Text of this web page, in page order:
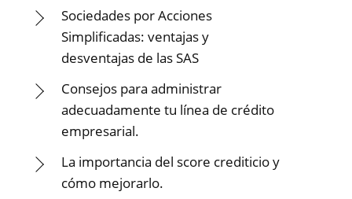
Sociedades por Acciones
Simplificadas: ventajas y
desventajas de las SAS
Consejos para administrar
adecuadamente tu línea de crédito
empresarial.
La importancia del score crediticio y
cómo mejorarlo.